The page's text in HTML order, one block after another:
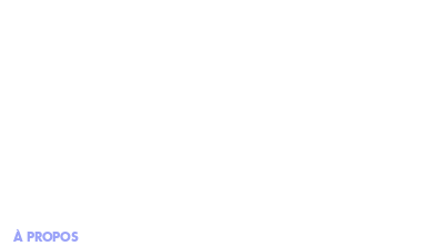
À PROPOS